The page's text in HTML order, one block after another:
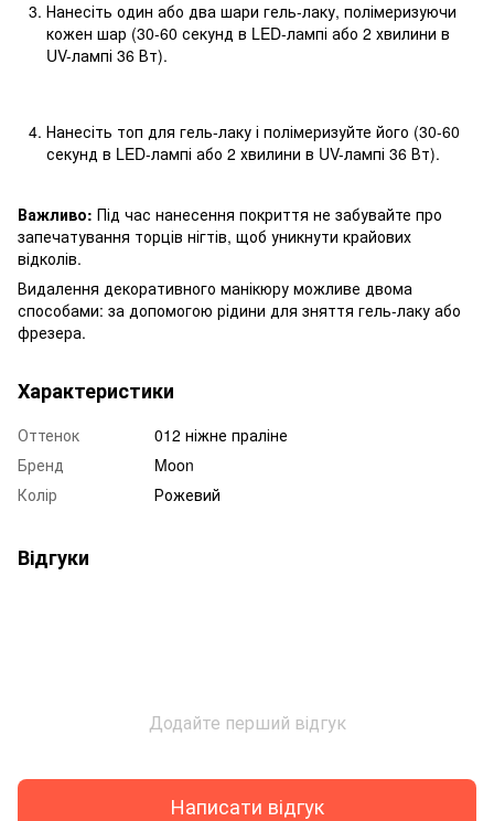
Нанесіть один або два шари гель-лаку, полімеризуючи
кожен шар (30-60 секунд в LED-лампі або 2 хвилини в
UV-лампі 36 Вт).
Нанесіть топ для гель-лаку і полімеризуйте його (30-60
секунд в LED-лампі або 2 хвилини в UV-лампі 36 Вт).
Важливо: Під час нанесення покриття не забувайте про
запечатування торців нігтів, щоб уникнути крайових
відколів.
Видалення декоративного манікюру можливе двома
способами: за допомогою рідини для зняття гель-лаку або
фрезера.
Характеристики
Оттенок
012 ніжне праліне
Бренд
Moon
Колір
Рожевий
Відгуки
Додайте перший відгук
Написати відгук